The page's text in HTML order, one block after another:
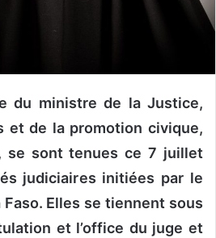
du ministre de la Justice,
et de la promotion civique,
se sont tenues ce 7 juillet
judiciaires initiées par le
Faso. Elles se tiennent sous
et l’office du juge et